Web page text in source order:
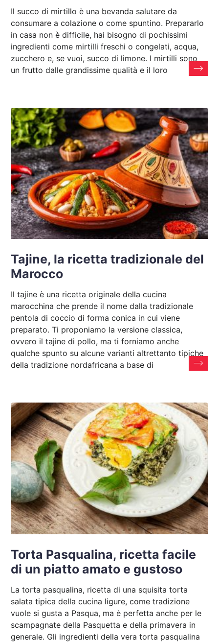
Il succo di mirtillo è una bevanda salutare da
consumare a colazione o come spuntino. Prepararlo
in casa non è difficile, hai bisogno di pochissimi
ingredienti come mirtilli freschi o congelati, acqua,
zucchero e, se vuoi, succo di limone. I mirtilli sono
un frutto dalle grandissime qualità e il loro
Tajine, la ricetta tradizionale del
Marocco
Il tajine è una ricetta originale della cucina
marocchina che prende il nome dalla tradizionale
pentola di coccio di forma conica in cui viene
preparato. Ti proponiamo la versione classica,
ovvero il tajine di pollo, ma ti forniamo anche
qualche spunto su alcune varianti altrettanto tipiche
della tradizione nordafricana a base di
Torta Pasqualina, ricetta facile
di un piatto amato e gustoso
La torta pasqualina, ricetta di una squisita torta
salata tipica della cucina ligure, come tradizione
vuole si gusta a Pasqua, ma è perfetta anche per le
scampagnate della Pasquetta e della primavera in
generale. Gli ingredienti della vera torta pasqualina